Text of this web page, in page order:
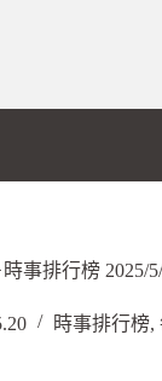
事排行榜 2025/
時事排行榜,